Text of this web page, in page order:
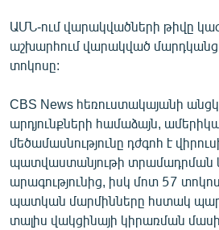
Русский
«Ազատության» բոլոր կայքերը
ԱՄՆ-ում վարակվածների թիվը
աշխարհում վարակված մարդկանց
տոկոսը:
CBS News հեռուստակայանի
արդյունքների համաձայն,
մեծամասնությունը դժգոհ է
պատվաստանյութի տրամադրման
արագությունից, իսկ մոտ 57
պատկան մարմինները հստակ
տալիս վակցինայի կիրառման